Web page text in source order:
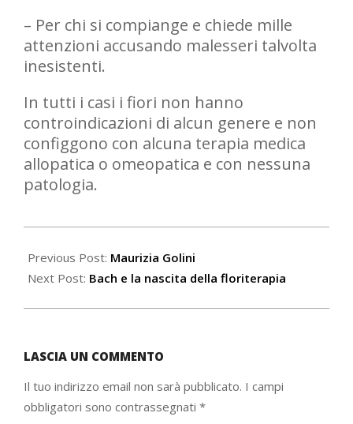
– Per chi si compiange e chiede mille
attenzioni accusando malesseri talvolta
inesistenti.
In tutti i casi i fiori non hanno
controindicazioni di alcun genere e non
configgono con alcuna terapia medica
allopatica o omeopatica e con nessuna
patologia.
06-
19
Previous Post: Maurizia Golini
Next Post: Bach e la nascita della floriterapia
LASCIA UN COMMENTO
Il tuo indirizzo email non sarà pubblicato. I campi
obbligatori sono contrassegnati *